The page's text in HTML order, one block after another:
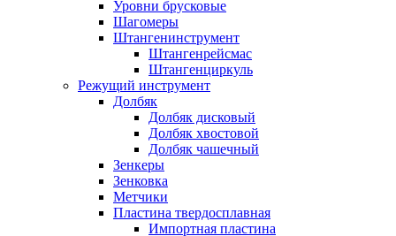
Уровни брусковые
Шагомеры
Штангенинструмент
Штангенрейсмас
Штангенциркуль
Режущий инструмент
Долбяк
Долбяк дисковый
Долбяк хвостовой
Долбяк чашечный
Зенкеры
Зенковка
Метчики
Пластина твердосплавная
Импортная пластина